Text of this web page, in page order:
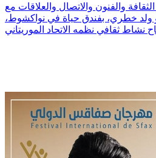
والفنون والاتصال والعلاقات مع
ولد خطري، بفندق حياة في نواكشوط،